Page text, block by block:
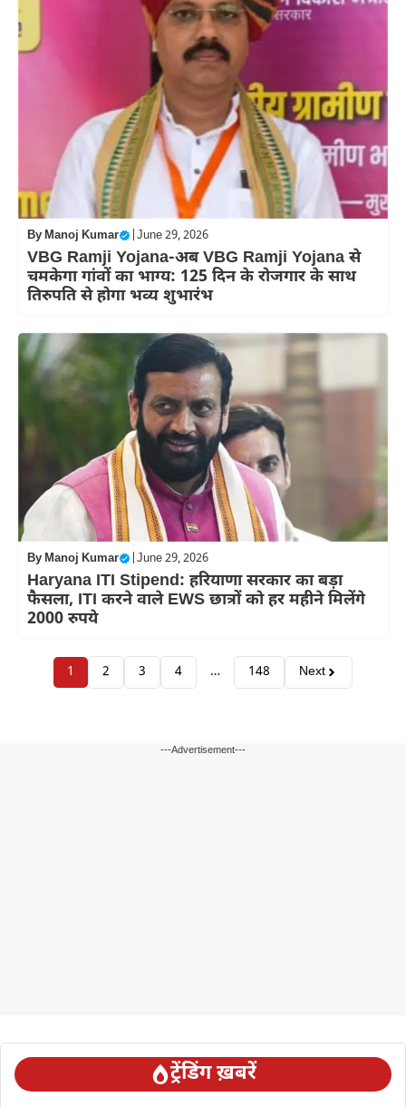
ByManoj Kumar June 29, 2026
VBG Ramji Yojana-अब VBG Ramji Yojana से
चमकेगा गांवों का भाग्य: 125 दिन के रोजगार के साथ
तिरुपति से होगा भव्य शुभारंभ
ByManoj Kumar June 29, 2026
Haryana ITI Stipend: हरियाणा सरकार का बड़ा
फैसला, ITI करने वाले EWS छात्रों को हर महीने मिलेंगे
2000 रुपये
1 2 3 4 … 148 Next
---Advertisement---
ट्रेंडिंग ख़बरें